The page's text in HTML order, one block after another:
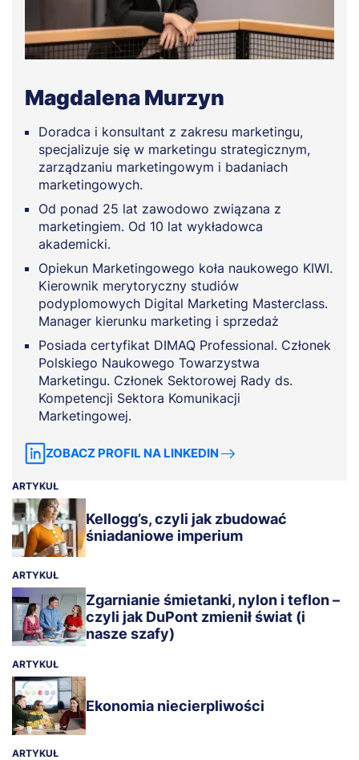
Magdalena Murzyn
Doradca i konsultant z zakresu marketingu,
specjalizuje się w marketingu strategicznym,
zarządzaniu marketingowym i badaniach
marketingowych.
Od ponad 25 lat zawodowo związana z
marketingiem. Od 10 lat wykładowca
akademicki.
Opiekun Marketingowego koła naukowego KIWI.
Kierownik merytoryczny studiów
podyplomowych Digital Marketing Masterclass.
Manager kierunku marketing i sprzedaż
Posiada certyfikat DIMAQ Professional. Członek
Polskiego Naukowego Towarzystwa
Marketingu. Członek Sektorowej Rady ds.
Kompetencji Sektora Komunikacji
Marketingowej.
ZOBACZ PROFIL NA LINKEDIN
ARTYKUŁ
Kellogg’s, czyli jak zbudować
śniadaniowe imperium
ARTYKUŁ
Zgarnianie śmietanki, nylon i teflon –
czyli jak DuPont zmienił świat (i
nasze szafy)
ARTYKUŁ
Ekonomia niecierpliwości
ARTYKUŁ